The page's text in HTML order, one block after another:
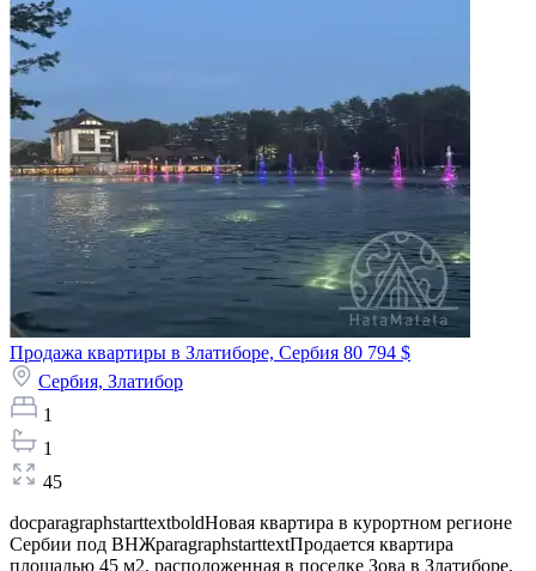
Продажа квартиры в Златиборе, Сербия 80 794 $
Сербия, Златибор
1
1
45
docparagraphstarttextboldНовая квартира в курортном регионе
Сербии под ВНЖparagraphstarttextПродается квартира
площадью 45 м2, расположенная в поселке Зова в Златиборе,